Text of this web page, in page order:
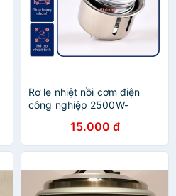
Rơ le nhiệt nồi cơm điện
công nghiệp 2500W-
15.000 đ